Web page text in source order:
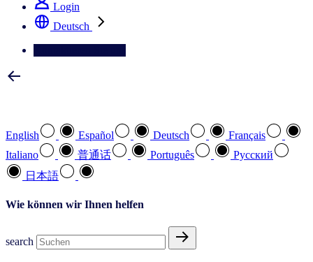
Login
Deutsch
English Español Deutsch
Français
Italiano
普通话 Português
Pусский
日本語
Wie können wir Ihnen helfen
search